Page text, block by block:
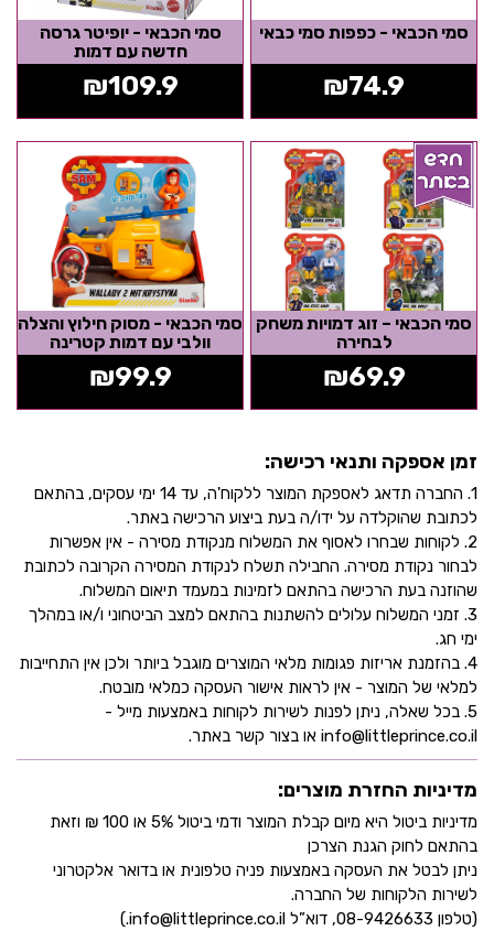
סמי הכבאי - כפפות סמי כבאי
₪74.9
סמי הכבאי - יופיטר גרסה
חדשה עם דמות
₪109.9
סמי הכבאי – זוג דמויות משחק
לבחירה
₪69.9
סמי הכבאי - מסוק חילוץ והצלה
וולבי עם דמות קטרינה
₪99.9
זמן אספקה ותנאי רכישה:
1. החברה תדאג לאספקת המוצר ללקוח'ה, עד 14 ימי עסקים, בהתאם
לכתובת שהוקלדה על ידו/ה בעת ביצוע הרכישה באתר.
2. לקוחות שבחרו לאסוף את המשלוח מנקודת מסירה - אין אפשרות
לבחור נקודת מסירה. החבילה תשלח לנקודת המסירה הקרובה לכתובת
שהוזנה בעת הרכישה בהתאם לזמינות במעמד תיאום המשלוח.
3. זמני המשלוח עלולים להשתנות בהתאם למצב הביטחוני ו/או במהלך
ימי חג.
4. בהזמנת אריזות פגומות מלאי המוצרים מוגבל ביותר ולכן אין התחייבות
למלאי של המוצר - אין לראות אישור העסקה כמלאי מובטח.
5. בכל שאלה, ניתן לפנות לשירות לקוחות באמצעות מייל -
info@littleprince.co.il או בצור קשר באתר.
מדיניות החזרת מוצרים:
מדיניות ביטול היא מיום קבלת המוצר ודמי ביטול 5% או 100 ₪ וזאת
בהתאם לחוק הגנת הצרכן
ניתן לבטל את העסקה באמצעות פניה טלפונית או בדואר אלקטרוני
לשירות הלקוחות של החברה.
(טלפון 08-9426633, דוא”ל info@littleprince.co.il.)